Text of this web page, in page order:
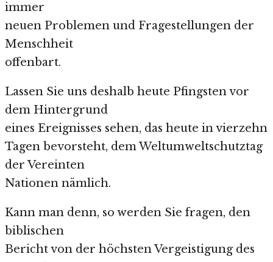
immer
neuen Problemen und Fragestellungen der
Menschheit
offenbart.
Lassen Sie uns deshalb heute Pfingsten vor
dem Hintergrund
eines Ereignisses sehen, das heute in vierzehn
Tagen bevorsteht, dem Weltumweltschutztag
der Vereinten
Nationen nämlich.
Kann man denn, so werden Sie fragen, den
biblischen
Bericht von der höchsten Vergeistigung des